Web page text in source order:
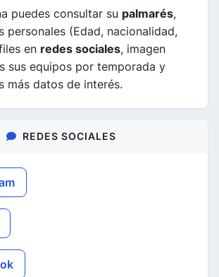
puedes consultar su palmarés,
personales (Edad, nacionalidad,
en redes sociales, imagen
sus equipos por temporada y
más datos de interés.
REDES SOCIALES